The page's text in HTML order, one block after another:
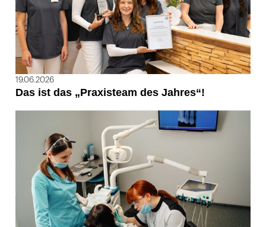
19.06.2026
Das ist das „Praxisteam des Jahres“!